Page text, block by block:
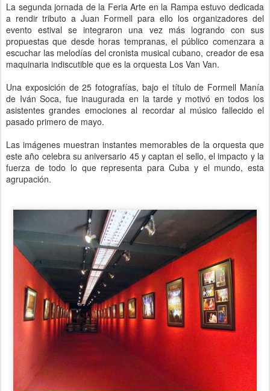
La segunda jornada de la Feria Arte en la Rampa estuvo dedicada
a rendir tributo a Juan Formell para ello los organizadores del
evento estival se integraron una vez más logrando con sus
propuestas que desde horas tempranas, el público comenzara a
escuchar las melodías del cronista musical cubano, creador de esa
maquinaria indiscutible que es la orquesta Los Van Van.
Una exposición de 25 fotografías, bajo el título de Formell Manía
de Iván Soca, fue inaugurada en la tarde y motivó en todos los
asistentes grandes emociones al recordar al músico fallecido el
pasado primero de mayo.
Las imágenes muestran instantes memorables de la orquesta que
este año celebra su aniversario 45 y captan el sello, el impacto y la
fuerza de todo lo que representa para Cuba y el mundo, esta
agrupación.